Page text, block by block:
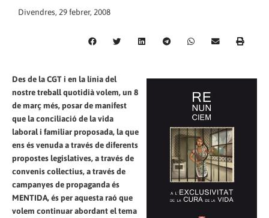
Divendres, 29 febrer, 2008
Des de la CGT i en la línia del
nostre treball quotidià volem, un 8
de març més, posar de manifest
que la conciliació de la vida
laboral i familiar proposada, la que
ens és venuda a través de diferents
propostes legislatives, a través de
convenis col·lectius, a través de
campanyes de propaganda és
MENTIDA, és per aquesta raó que
volem continuar abordant el tema